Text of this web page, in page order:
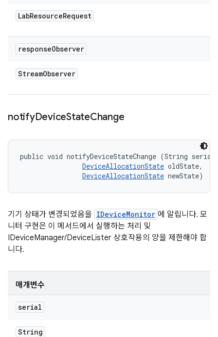
LabResourceRequest
responseObserver
StreamObserver
notifyDeviceStateChange
public void notifyDeviceStateChange (String
DeviceAllocationState oldState,
DeviceAllocationState newState)
기기 상태가 변경되었음을 IDeviceMonitor 에 알립니다. 모
니터 구현은 이 메서드에서 실행하는 처리 및
IDeviceManager/DeviceLister 상호작용의 양을 제한해야 합
니다.
매개변수
serial
String